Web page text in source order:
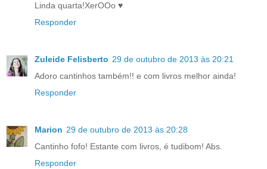
Linda quarta!XerOOo ♥
Responder
Zuleide Felisberto 29 de outubro de 2013 às 20:21
Adoro cantinhos também!! e com livros melhor ainda!
Responder
Marion 29 de outubro de 2013 às 20:28
Cantinho fofo! Estante com livros, é tudibom! Abs.
Responder